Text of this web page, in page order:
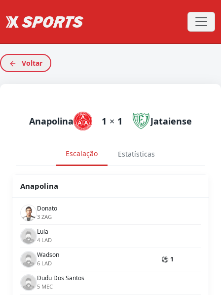
Voltar
Anapolina 1 × 1 Jataiense
Escalação Estatísticas
Anapolina
Donato
3 ZAG
Lula
4 LAD
Wadson
6 LAD ⚽ 1
Dudu Dos Santos
5 MEC